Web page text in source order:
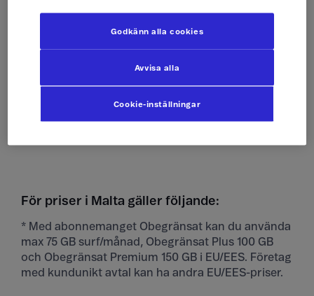
För priser i Malta gäller följande:
* Med abonnemanget Obegränsat kan du använda
max 75 GB surf/månad, Obegränsat Plus 100 GB
och Obegränsat Premium 150 GB i EU/EES. Företag
med kundunikt avtal kan ha andra EU/EES-priser.
Cookie-inställningar
Avvisa alla
Godkänn alla cookies